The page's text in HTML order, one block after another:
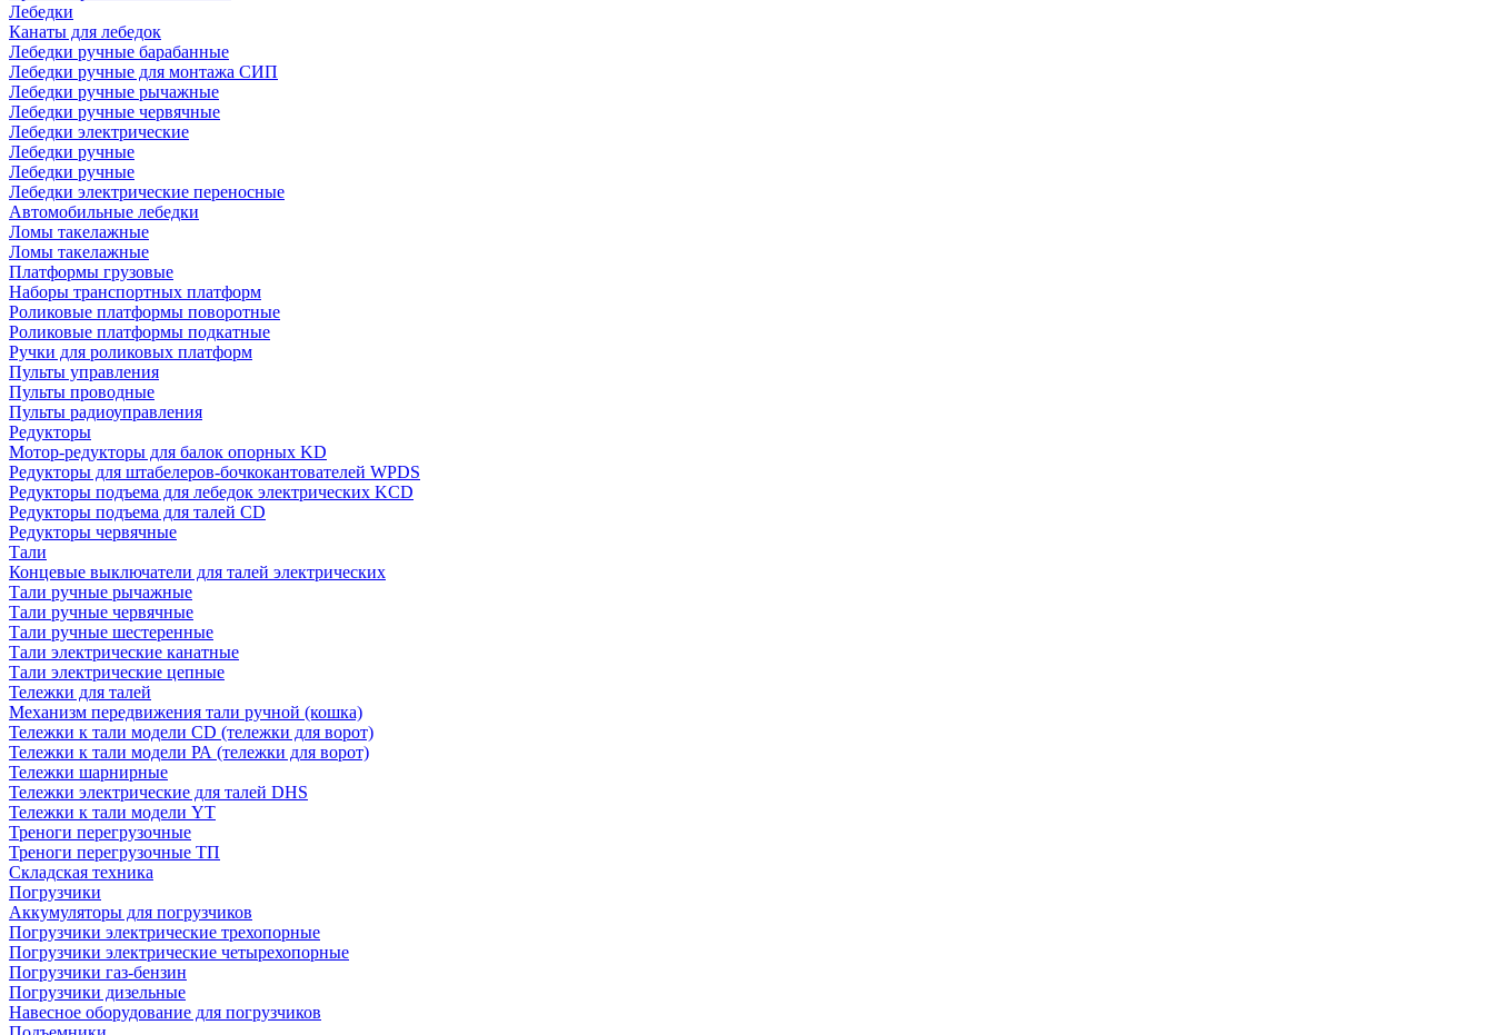
Лебедки
Канаты для лебедок
Лебедки ручные барабанные
Лебедки ручные для монтажа СИП
Лебедки ручные рычажные
Лебедки ручные червячные
Лебедки электрические
Лебедки ручные
Лебедки ручные
Лебедки электрические переносные
Автомобильные лебедки
Ломы такелажные
Ломы такелажные
Платформы грузовые
Наборы транспортных платформ
Роликовые платформы поворотные
Роликовые платформы подкатные
Ручки для роликовых платформ
Пульты управления
Пульты проводные
Пульты радиоуправления
Редукторы
Мотор-редукторы для балок опорных KD
Редукторы для штабелеров-бочкокантователей WPDS
Редукторы подъема для лебедок электрических KCD
Редукторы подъема для талей CD
Редукторы червячные
Тали
Концевые выключатели для талей электрических
Тали ручные рычажные
Тали ручные червячные
Тали ручные шестеренные
Тали электрические канатные
Тали электрические цепные
Тележки для талей
Механизм передвижения тали ручной (кошка)
Тележки к тали модели CD (тележки для ворот)
Тележки к тали модели РА (тележки для ворот)
Тележки шарнирные
Тележки электрические для талей DHS
Тележки к тали модели YT
Треноги перегрузочные
Треноги перегрузочные ТП
Складская техника
Погрузчики
Аккумуляторы для погрузчиков
Погрузчики электрические трехопорные
Погрузчики электрические четырехопорные
Погрузчики газ-бензин
Погрузчики дизельные
Навесное оборудование для погрузчиков